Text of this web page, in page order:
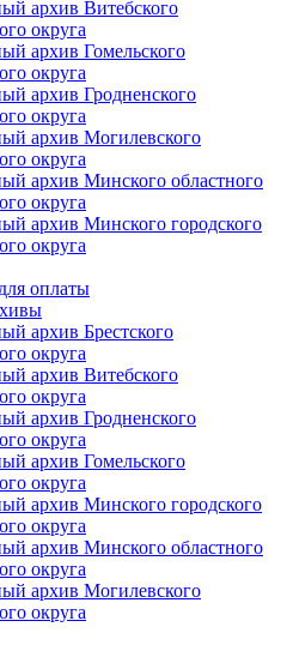
архив Витебского
округа
архив Гомельского
округа
архив Гродненского
округа
архив Могилевского
округа
архив Минского областного
округа
архив Минского городского
округа
оплаты
архив Брестского
округа
архив Витебского
округа
архив Гродненского
округа
архив Гомельского
округа
архив Минского городского
округа
архив Минского областного
округа
архив Могилевского
округа